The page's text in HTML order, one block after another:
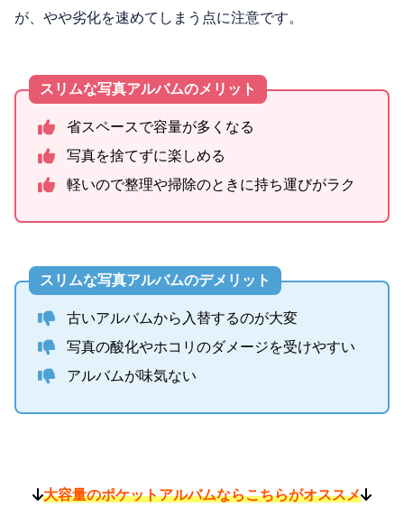
が、やや劣化を速めてしまう点に注意です。
スリムな写真アルバムのメリット
省スペースで容量が多くなる
写真を捨てずに楽しめる
軽いので整理や掃除のときに持ち運びがラク
スリムな写真アルバムのデメリット
古いアルバムから入替するのが大変
写真の酸化やホコリのダメージを受けやすい
アルバムが味気ない
大容量のポケットアルバムならこちらがオススメ